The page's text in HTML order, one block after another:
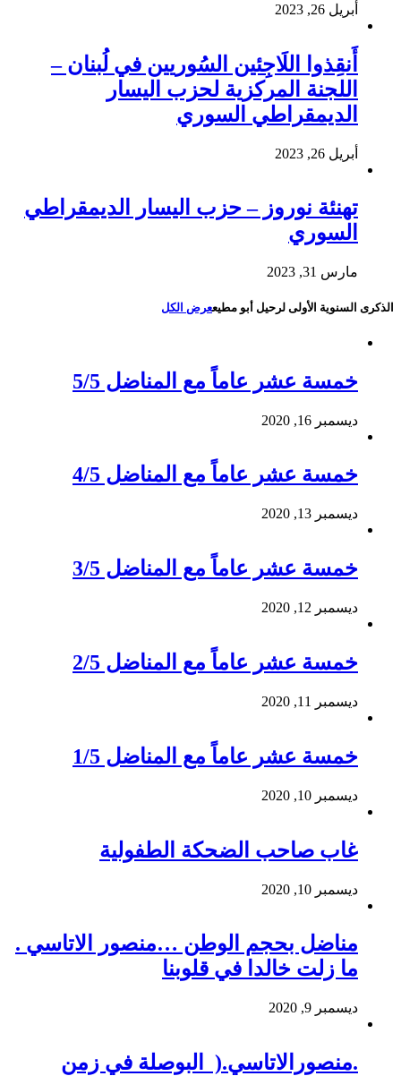
أبريل 26, 2023
أَنقِذوا اللَاجِئين السُوريين في لُبنان –
اللجنة المركزية لحزب اليسار
الديمقراطي السوري
أبريل 26, 2023
تهنئة نوروز – حزب اليسار الديمقراطي
السوري
مارس 31, 2023
الذكرى السنوية الأولى لرحيل أبو مطيععرض الكل
خمسة عشر عاماً مع المناضل 5/5
ديسمبر 16, 2020
خمسة عشر عاماً مع المناضل 4/5
ديسمبر 13, 2020
خمسة عشر عاماً مع المناضل 3/5
ديسمبر 12, 2020
خمسة عشر عاماً مع المناضل 2/5
ديسمبر 11, 2020
خمسة عشر عاماً مع المناضل 1/5
ديسمبر 10, 2020
غاب صاحب الضحكة الطفولية
ديسمبر 10, 2020
مناضل بحجم الوطن …منصور الاتاسي .
ما زلت خالدا في قلوبنا
ديسمبر 9, 2020
.منصورالاتاسي.( البوصلة في زمن